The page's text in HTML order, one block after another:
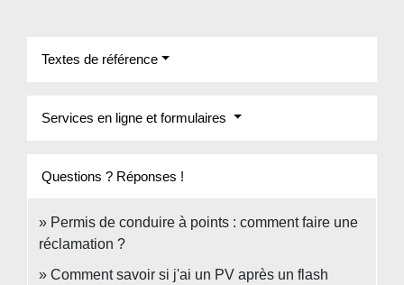
Textes de référence
Services en ligne et formulaires
Questions ? Réponses !
Permis de conduire à points : comment faire une
réclamation ?
Comment savoir si j'ai un PV après un flash